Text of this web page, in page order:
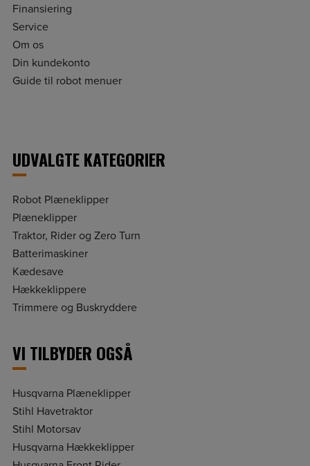
Finansiering
Service
Om os
Din kundekonto
Guide til robot menuer
UDVALGTE KATEGORIER
Robot Plæneklipper
Plæneklipper
Traktor, Rider og Zero Turn
Batterimaskiner
Kædesave
Hækkeklippere
Trimmere og Buskryddere
VI TILBYDER OGSÅ
Husqvarna Plæneklipper
Stihl Havetraktor
Stihl Motorsav
Husqvarna Hækkeklipper